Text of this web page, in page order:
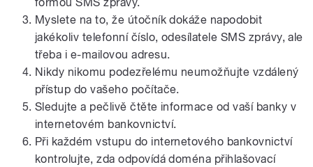
Myslete na to, že útočník dokáže napodobit
jakékoliv telefonní číslo, odesílatele SMS zprávy, ale
třeba i e-mailovou adresu.
Nikdy nikomu podezřelému neumožňujte vzdálený
přístup do vašeho počítače.
Sledujte a pečlivě čtěte informace od vaší banky v
internetovém bankovnictví.
Při každém vstupu do internetového bankovnictví
kontrolujte, zda odpovídá doména přihlašovací